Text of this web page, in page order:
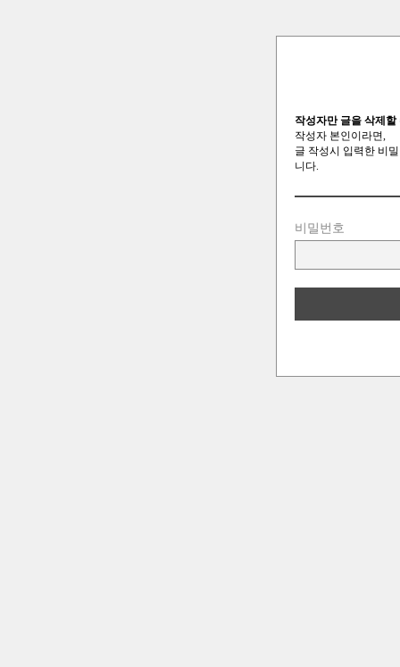
작성자만 글을 삭제할
작성자 본인이라면,
글 작성시 입력한 비
니다.
비밀번호